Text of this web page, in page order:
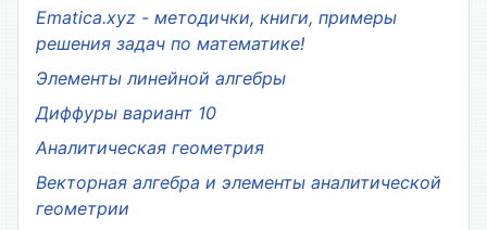
Ematica.xyz - методички, книги, примеры
решения задач по математике!
Элементы линейной алгебры
Диффуры вариант 10
Аналитическая геометрия
Векторная алгебра и элементы аналитической
геометрии